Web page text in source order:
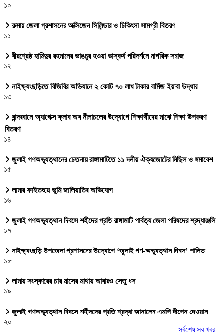
১০
রুমায় জেলা প্রশাসনের অক্সিজেন সিলিন্ডার ও চিকিৎসা সামগ্রী বিতরণ
১১
বীরশ্রেষ্ঠ হামিদুর রহমানের ভাঙচুর হওয়া ভাস্কর্য পরিদর্শনে নাগরিক সমাজ
১২
নাইক্ষ্যংছড়িতে বিজিবির অভিযানে ২ কোটি ৭০ লাখ টাকার বার্মিজ ইয়াবা উদ্ধার
১৩
বান্দরবানে অ্যাপেক্স ক্লাব অব নীলাচলের উদ্যোগে শিক্ষার্থীদের মাঝে শিক্ষা উপকরণ
বিতরণ
১৪
জুলাই গণঅভ্যুত্থানের চেতনায় রাঙ্গামাটিতে ১১ দলীয় ঐক্যজোটের মিছিল ও সমাবেশ
১৫
লামার ফাইতংয়ে ভূমি জালিয়াতির অভিযোগ
১৬
জুলাই গণঅভ্যুত্থান দিবসে শহীদের প্রতি রাঙ্গামাটি পার্বত্য জেলা পরিষদের শ্রদ্ধাঞ্জলি
১৭
নাইক্ষ্যংছড়ি উপজেলা প্রশাসনের উদ্যোগে ‘জুলাই গণ-অভ্যুত্থান দিবস’ পালিত
১৮
লামায় সংস্কারের চার মাসের মাথায় আবারও সেতু ধস
১৯
জুলাই গণঅভ্যুত্থান দিবসে শহীদদের প্রতি শ্রদ্ধা জানালেন এমপি দীপেন দেওয়ান
২০
সর্বশেষ সব খবর